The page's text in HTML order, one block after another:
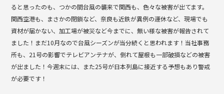
ると思ったのも、つかの間台風の襲来で関西も、色々な被害が出てます。
関西空港も、まさかの閉鎖など、奈良も近鉄が異例の運休など、現場でも
資材が届かない、加工場が被災など今までに、無い様な被害が報告されて
ました！まだ10月なので台風シーズンが当分続くと思われます！当社事務
所も、21号の影響でテレビアンテナが、倒れて屋根も一部破損などの被害
が出ました！今週末には、また25号が日本列島に接近する予想もあり警戒
が必要です！